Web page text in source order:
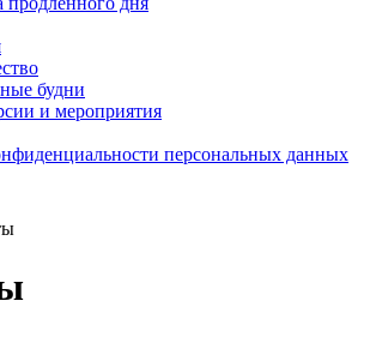
будни
и мероприятия
персональных данных